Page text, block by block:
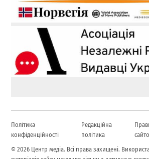
Політика
конфіденційності
Редакційна
політика
© 2026 Центр медіа. Всі права захищені.